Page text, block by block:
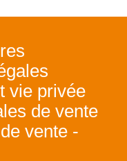
vie privée
de vente
vente -